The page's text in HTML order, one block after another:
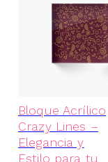
ROPA MUJER (29)
CAMISETAS
CAMISETAS
FALDAS (1)
LEGGINS (1)
Bloque Acrílico
Crazy Lines –
Elegancia y
Estilo para tu